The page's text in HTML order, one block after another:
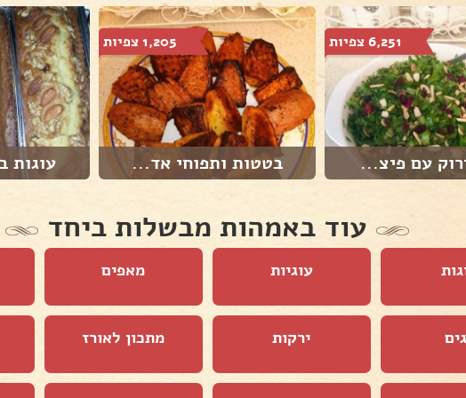
6,251 צפיות
עם פיצ...
1,205 צפיות
בטטות ותפוחי אד... עוגות
עוד באמהות מבשלות ביחד
עוגיות מאפים
ירקות מתכון לאורז